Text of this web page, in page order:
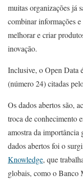
muitas organizações já
combinar informações
melhorar e criar
inovação.
Inclusive, o Open Data
(número 24) citadas
Os dados abertos são,
troca de conhecimento
amostra da importância
dados abertos foi o
Knowledge, que
globais, como o Banco